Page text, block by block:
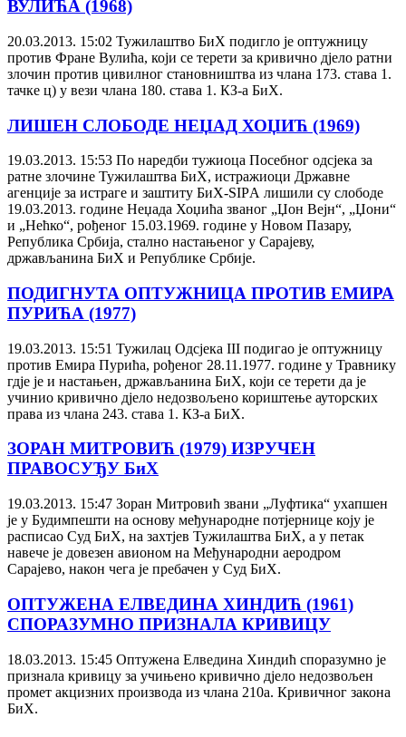
ВУЛИЋА (1968)
20.03.2013. 15:02 Тужилаштво БиХ подигло је оптужницу
против Фране Вулића, који се терети за кривично дјело ратни
злочин против цивилног становништва из члана 173. става 1.
тачке ц) у вези члана 180. става 1. КЗ-а БиХ.
ЛИШЕН СЛОБОДЕ НЕЏАД ХОЏИЋ (1969)
19.03.2013. 15:53 По наредби тужиоца Посебног одсјека за
ратне злочине Тужилаштва БиХ, истражиоци Државне
агенције за истраге и заштиту БиХ-SIPА лишили су слободе
19.03.2013. године Неџада Хоџића званог „Џон Вејн“, „Џони“
и „Нећко“, рођеног 15.03.1969. године у Новом Пазару,
Република Србија, стално настањеног у Сарајеву,
држављанина БиХ и Републике Србије.
ПОДИГНУТА ОПТУЖНИЦА ПРОТИВ ЕМИРА
ПУРИЋА (1977)
19.03.2013. 15:51 Тужилац Одсјека III подигао је оптужницу
против Емира Пурића, рођеног 28.11.1977. године у Травнику
гдје је и настањен, држављанина БиХ, који се терети да је
учинио кривично дјело недозвољено кориштење ауторских
права из члана 243. става 1. КЗ-а БиХ.
ЗОРАН МИТРОВИЋ (1979) ИЗРУЧЕН
ПРАВОСУЂУ БиХ
19.03.2013. 15:47 Зоран Митровић звани „Луфтика“ ухапшен
је у Будимпешти на основу међународне потјернице коју је
расписао Суд БиХ, на захтјев Тужилаштва БиХ, а у петак
навече је довезен авионом на Међународни аеродром
Сарајево, након чега је пребачен у Суд БиХ.
ОПТУЖЕНА ЕЛВЕДИНА ХИНДИЋ (1961)
СПОРАЗУМНО ПРИЗНАЛА КРИВИЦУ
18.03.2013. 15:45 Оптужена Елведина Хиндић споразумно је
признала кривицу за учињено кривично дјело недозвољен
промет акцизних производа из члана 210а. Кривичног закона
БиХ.